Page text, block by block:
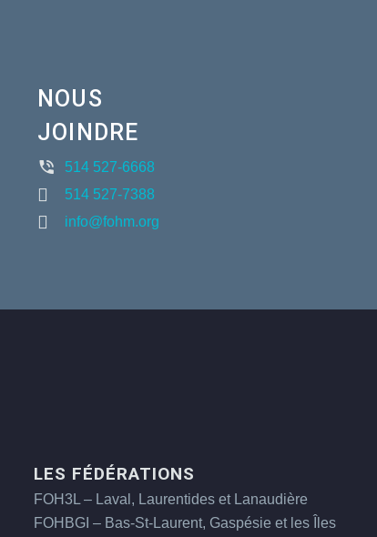
NOUS
JOINDRE
514 527-6668
514 527-7388
info@fohm.org
LES FÉDÉRATIONS
FOH3L – Laval, Laurentides et Lanaudière
FOHBGI – Bas-St-Laurent, Gaspésie et les Îles